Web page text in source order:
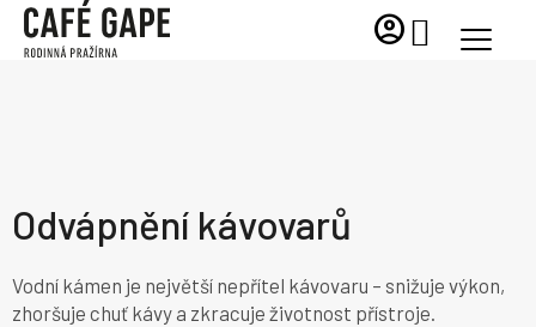
Přejít
account_circle
NÁKUPNÍ
KOŠÍK
Odvápnění kávovarů
Vodní kámen je největší nepřítel kávovaru – snižuje výkon,
zhoršuje chuť kávy a zkracuje životnost přístroje.